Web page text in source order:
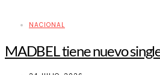
NACIONAL
MADBEL tiene nuevo